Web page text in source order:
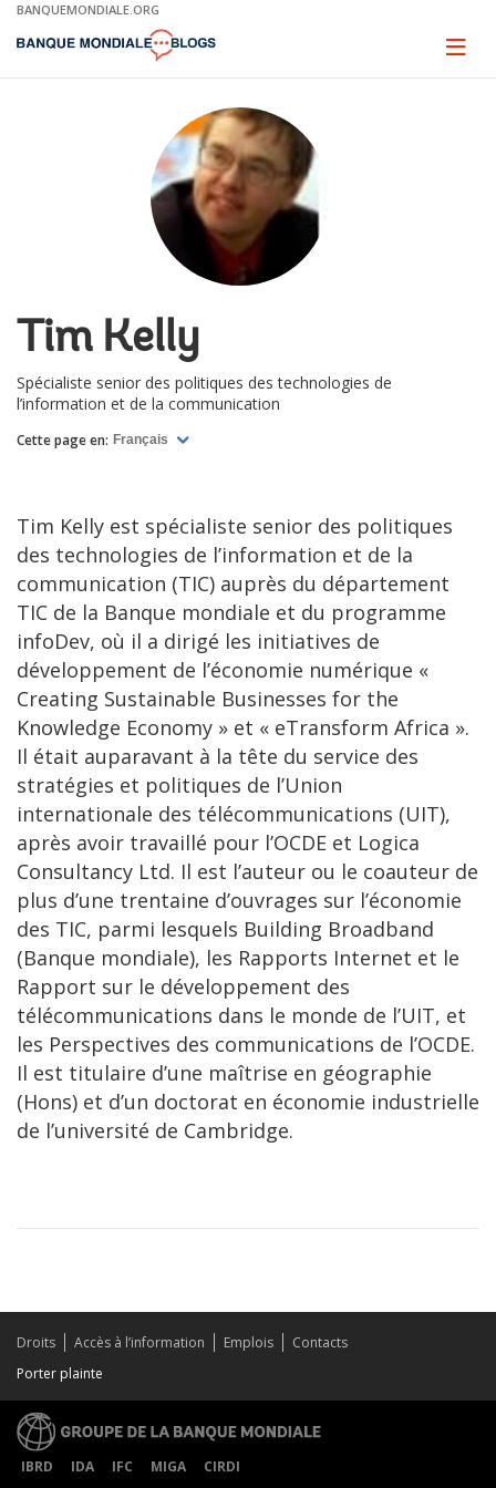
Skip
Main
BANQUEMONDIALE.ORG
Page
Tim Kelly
Spécialiste senior des politiques des technologies de
l’information et de la communication
Cette page en: Français
Tim Kelly est spécialiste senior des politiques
des technologies de l’information et de la
communication (TIC) auprès du département
TIC de la Banque mondiale et du programme
infoDev, où il a dirigé les initiatives de
développement de l’économie numérique «
Creating Sustainable Businesses for the
Knowledge Economy » et « eTransform Africa ».
Il était auparavant à la tête du service des
stratégies et politiques de l’Union
internationale des télécommunications (UIT),
après avoir travaillé pour l’OCDE et Logica
Consultancy Ltd. Il est l’auteur ou le coauteur de
plus d’une trentaine d’ouvrages sur l’économie
des TIC, parmi lesquels Building Broadband
(Banque mondiale), les Rapports Internet et le
Rapport sur le développement des
télécommunications dans le monde de l’UIT, et
les Perspectives des communications de l’OCDE.
Il est titulaire d’une maîtrise en géographie
(Hons) et d’un doctorat en économie industrielle
de l’université de Cambridge.
Droits Accès à l’information Emplois
Contacts
Porter plainte
IBRD IDA IFC MIGA
CIRDI